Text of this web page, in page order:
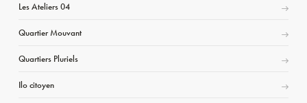
Les Ateliers 04
Quartier Mouvant
Quartiers Pluriels
Ilo citoyen